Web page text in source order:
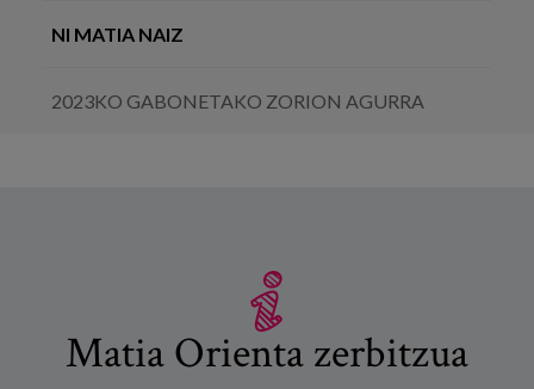
NI MATIA NAIZ
2023KO GABONETAKO ZORION AGURRA
Matia Orienta zerbitzua